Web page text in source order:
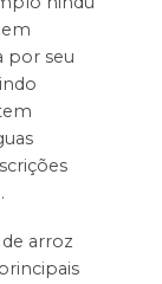
por seu
arroz